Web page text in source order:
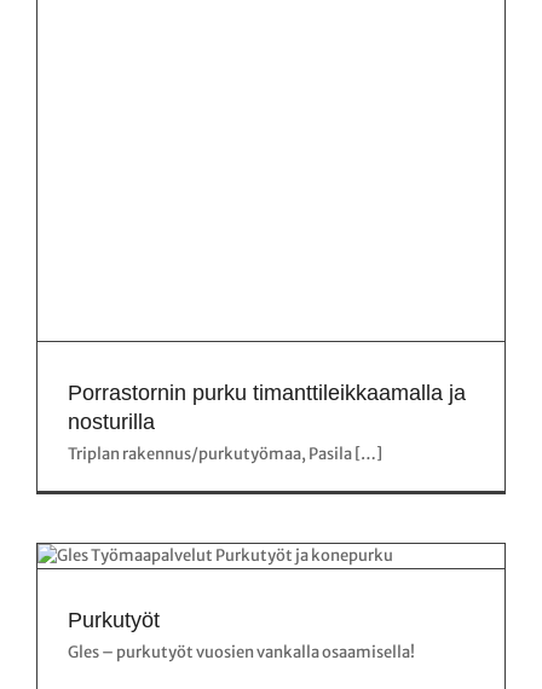
Porrastornin purku timanttileikkaamalla ja
nosturilla
Triplan rakennus/purkutyömaa, Pasila […]
Purkutyöt
Gles – purkutyöt vuosien vankalla osaamisella!